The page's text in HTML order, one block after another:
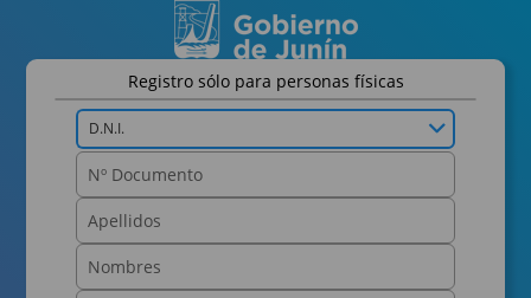
Registro sólo para personas físicas
D.N.I.